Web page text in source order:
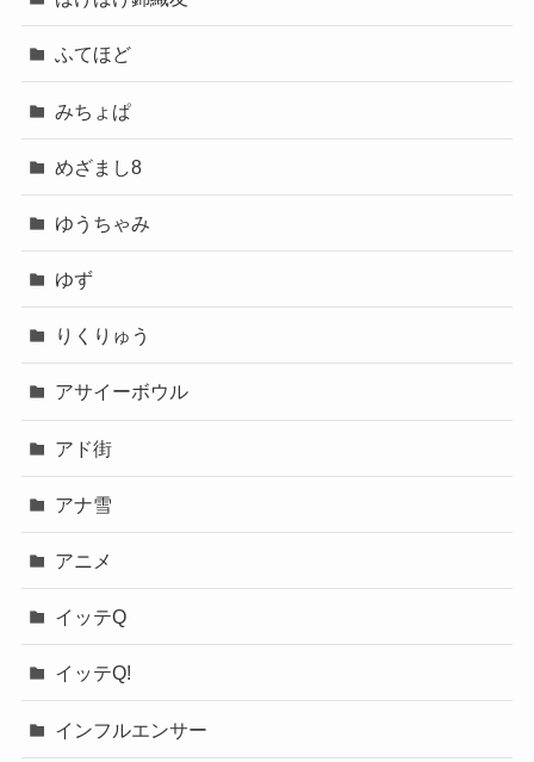
ふてほど
みちょぱ
めざまし8
ゆうちゃみ
ゆず
りくりゅう
アサイーボウル
アド街
アナ雪
アニメ
イッテQ
イッテQ!
インフルエンサー